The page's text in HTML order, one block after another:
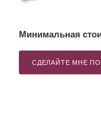
Минимальная
СДЕЛАЙТЕ МНЕ